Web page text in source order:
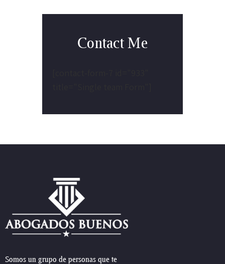
Contact Me
Somos un grupo de personas que te